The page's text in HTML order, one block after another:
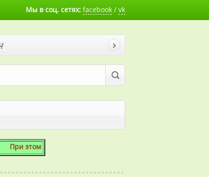
Мы в соц. сетях: facebook / vk
мы готовы скосить даже 1 сотку!